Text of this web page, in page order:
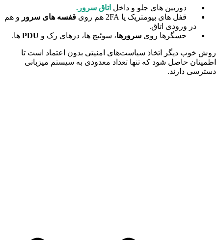
دوربین های جلو و داخل اتاق سرور.
قفل های بیومتریک یا 2FA هم روی
قفسه های سرور و هم
در ورودی اتاق.
حسگرها روی سرورها، سوئیچ ها، درهای رک و PDU ها.
روش خوب دیگر اتخاذ سیاست‌های امنیتی بدون اعتماد است تا
اطمینان حاصل شود که تنها تعداد معدودی به سیستم میزبانی
دسترسی دارند.